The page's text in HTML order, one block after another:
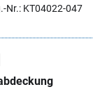
Nr.: KT04022-047